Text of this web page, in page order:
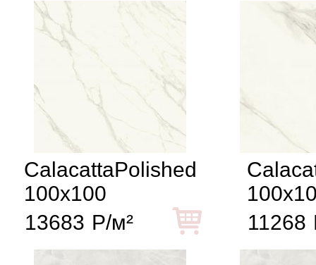
CalacattaPolished
100x100
13683 Р/м²
11268